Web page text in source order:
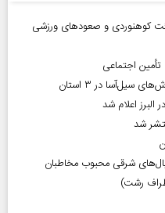
کوهنوردی و صعودهای ورزشی
اجتماعی
البرز اعلام شد
شد
شرقی محبوب مخاطبان
رشت)